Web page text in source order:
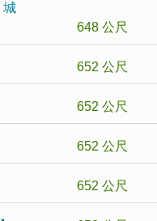
城
648 公尺
652 公尺
652 公尺
652 公尺
652 公尺